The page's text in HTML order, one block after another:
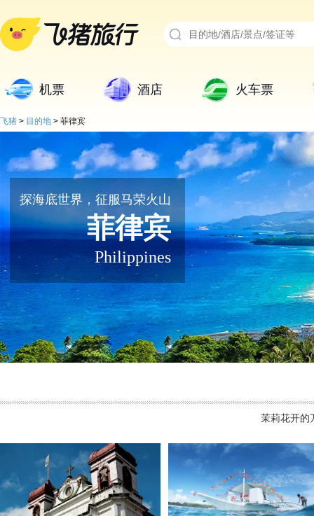
机票 酒店 火车票
飞猪 > 目的地 > 菲律宾
探海底世界，征服马荣火山
菲律宾
Philippines
茉莉花开的